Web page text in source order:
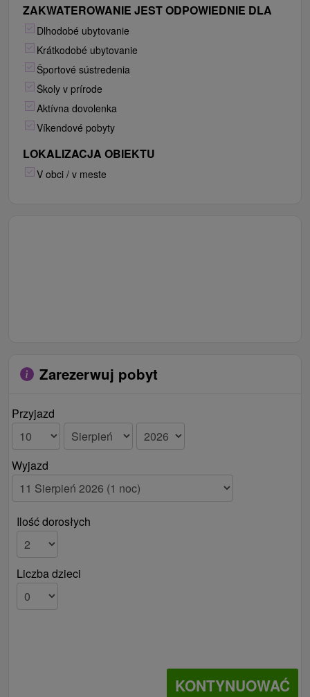
ZAKWATEROWANIE JEST ODPOWIEDNIE DLA
Dlhodobé ubytovanie
Krátkodobé ubytovanie
Športové sústredenia
Školy v prírode
Aktívna dovolenka
Víkendové pobyty
LOKALIZACJA OBIEKTU
V obci / v meste
Zarezerwuj pobyt
Przyjazd
Wyjazd
Ilość dorosłych
Liczba dzieci
KONTYNUOWAĆ